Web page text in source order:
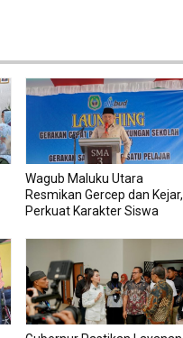
Wagub Maluku Utara
Resmikan Gercep dan Kejar,
Perkuat Karakter Siswa